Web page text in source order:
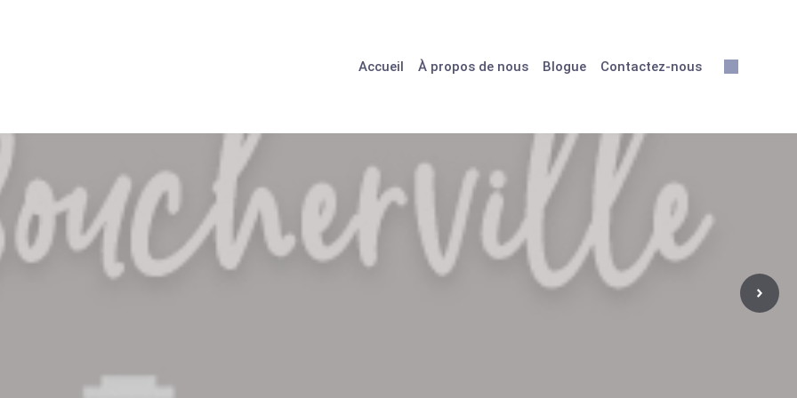
Accueil À propos de nous Blogue Contactez-nous